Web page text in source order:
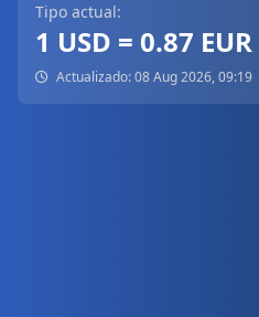
Tipo actual:
1 USD = 0.87 EUR
Actualizado: 08 Aug 2026, 09:19